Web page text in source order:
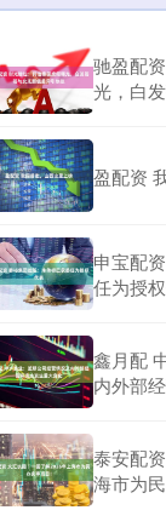
驰盈配
光，白
盈配资
申宝配
任为授
鑫月配
内外部
泰安配
海市为